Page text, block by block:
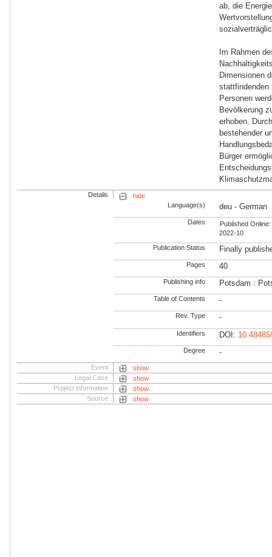
ab, die
Im Rahmen
Dimensionen
stattfindenden
Personen
Bevölkerung
erhoben.
bestehender
Bürger
Details
hide
Language(s)
deu - German
Dates
Published Online:
2022-10
Publication Status Finally
Pages 40
Publishing info Potsdam :
Table of Contents -
Rev. Type -
Identifiers DOI:
Degree -
Event
show
Legal Case
show
Project information
show
Source
show